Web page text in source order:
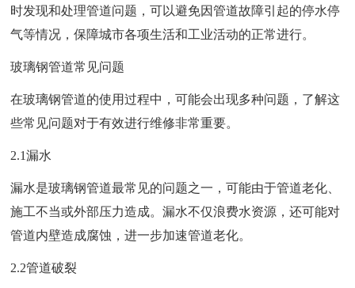
时发现和处理管道问题，可以避免因管道故障引起的停水停
气等情况，保障城市各项生活和工业活动的正常进行。
玻璃钢管道常见问题
在玻璃钢管道的使用过程中，可能会出现多种问题，了解这
些常见问题对于有效进行维修非常重要。
2.1漏水
漏水是玻璃钢管道最常见的问题之一，可能由于管道老化、
施工不当或外部压力造成。漏水不仅浪费水资源，还可能对
管道内壁造成腐蚀，进一步加速管道老化。
2.2管道破裂